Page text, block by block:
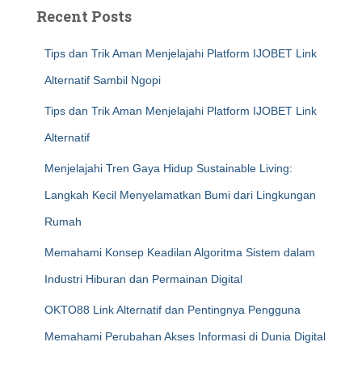
Recent Posts
Tips dan Trik Aman Menjelajahi Platform IJOBET Link
Alternatif Sambil Ngopi
Tips dan Trik Aman Menjelajahi Platform IJOBET Link
Alternatif
Menjelajahi Tren Gaya Hidup Sustainable Living:
Langkah Kecil Menyelamatkan Bumi dari Lingkungan
Rumah
Memahami Konsep Keadilan Algoritma Sistem dalam
Industri Hiburan dan Permainan Digital
OKTO88 Link Alternatif dan Pentingnya Pengguna
Memahami Perubahan Akses Informasi di Dunia Digital